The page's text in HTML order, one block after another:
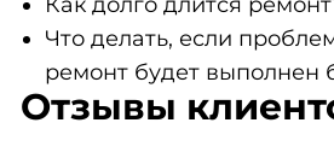
Что делать, если
ремонт будет выполнен
Отзывы